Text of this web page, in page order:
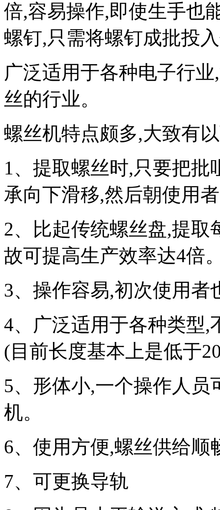
倍,容易操作,即使生手也
螺钉,只需将螺钉成批投
广泛适用于各种电子行
丝的行业。
螺丝机特点颇多,大致有
1、提取螺丝时,只要把
承向下滑移,然后朝使用
2、比起传统螺丝盘,提取
故可提高生产效率达4倍
3、操作容易,初次使用者
4、广泛适用于各种类型,
(目前长度基本上是低于
5、形体小,一个操作人
机。
6、使用方便,螺丝供给顺
7、可更换导轨